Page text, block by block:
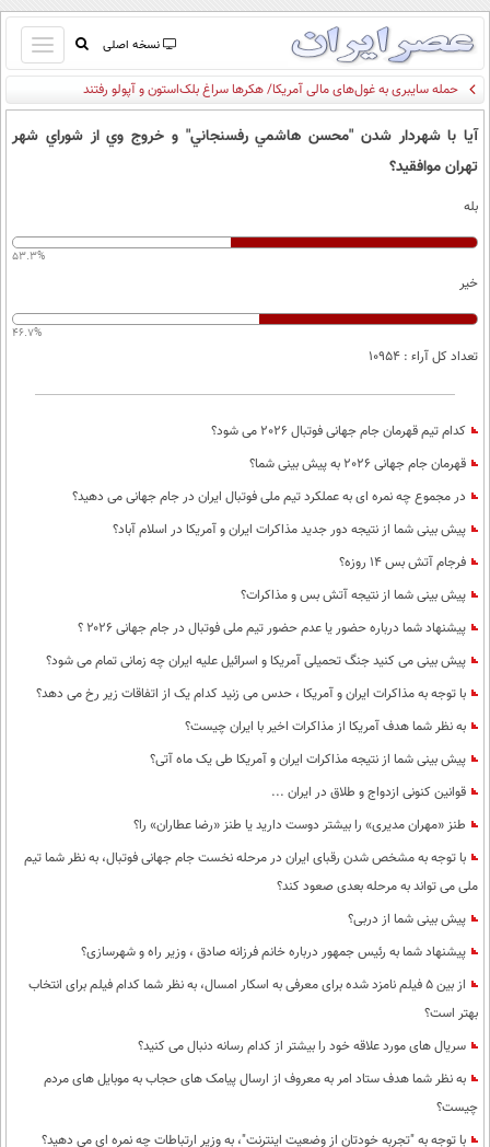
نسخه اصلی
باز
و
بسته
کردن
صفحه اول
تماس با ما
آب و هوا
سواد زندگی
اقتصادی
خودرو
جامعه
اجتماعی
حوادث
سلامت
محیط زیست
سفر و تفریح
ورزشی
بین الملل
سیاست خارجی
فرهنگ و هنر
اخبار کریپتو
باشگاه مغز
مجله تصویری سلاح
فیلم
اقتصاد
ورزش
حوادث
سلامت
فرهنگی
عصر ایران 2
خواندنی ها و دیدنی ها
داستان کوتاه
دانلود
آموزش زبان
حمله سایبری به غول‌های مالی آمریکا/ هکرها سراغ بلک‌استون و آپولو رفتند
آيا با شهردار شدن "محسن هاشمي رفسنجاني" و خروج وي از شوراي شهر
تهران موافقيد؟
بله
53.3%
خیر
46.7%
تعداد کل آراء : 10954
کدام تیم قهرمان جام جهانی فوتبال 2026 می شود؟
قهرمان جام جهانی 2026 به پیش بینی شما؟
در مجموع چه نمره ای به عملکرد تیم ملی فوتبال ایران در جام جهانی می دهید؟
پیش بینی شما از نتیجه دور جدید مذاکرات ایران و آمریکا در اسلام آباد؟
فرجام آتش بس 14 روزه؟
پیش بینی شما از نتیجه آتش بس و مذاکرات؟
پیشنهاد شما درباره حضور یا عدم حضور تیم ملی فوتبال در جام جهانی ۲۰۲۶ ؟
پیش بینی می کنید جنگ تحمیلی آمریکا و اسرائیل علیه ایران چه زمانی تمام می شود؟
با توجه به مذاکرات ایران و آمریکا ، حدس می زنید کدام یک از اتفاقات زیر رخ می دهد؟
به نظر شما هدف آمریکا از مذاکرات اخیر با ایران چیست؟
پیش بینی شما از نتیجه مذاکرات ایران و آمریکا طی یک ماه آتی؟
قوانین کنونی ازدواج و طلاق در ایران ...
طنز «مهران مدیری» را بیشتر دوست دارید یا طنز «رضا عطاران» را؟
با توجه به مشخص شدن رقبای ایران در مرحله نخست جام جهانی فوتبال، به نظر شما تیم
ملی می تواند به مرحله بعدی صعود کند؟
پیش بینی شما از دربی؟
پیشنهاد شما به رئیس جمهور درباره خانم فرزانه صادق ، وزیر راه و شهرسازی؟
از بین 5 فیلم نامزد شده برای معرفی به اسکار امسال، به نظر شما کدام فیلم برای انتخاب
بهتر است؟
سریال های مورد علاقه خود را بیشتر از کدام رسانه دنبال می کنید؟
به نظر شما هدف ستاد امر به معروف از ارسال پیامک های حجاب به موبایل های مردم
چیست؟
با توجه به "تجربه خودتان از وضعیت اینترنت"، به وزیر ارتباطات چه نمره ای می دهید؟